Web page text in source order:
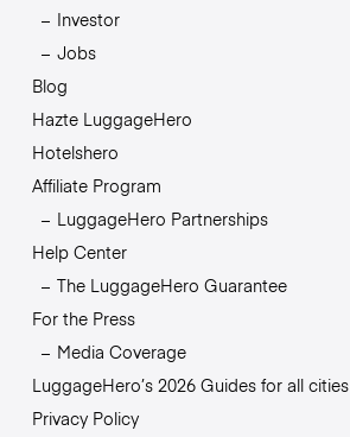
Investor
Jobs
Blog
Hazte LuggageHero
Hotelshero
Affiliate Program
LuggageHero Partnerships
Help Center
The LuggageHero Guarantee
For the Press
Media Coverage
LuggageHero’s 2026 Guides for all cities
Privacy Policy